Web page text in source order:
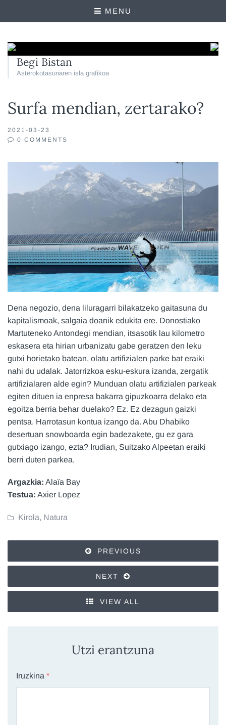
MENU
Begi Bistan
Asterokotasunaren isla grafikoa
Surfa mendian, zertarako?
2021-03-23
0 COMMENTS
Dena negozio, dena liluragarri bilakatzeko gaitasuna du
kapitalismoak, salgaia doanik edukita ere. Donostiako
Martuteneko Antondegi mendian, itsasotik lau kilometro
eskasera eta hirian urbanizatu gabe geratzen den leku
gutxi horietako batean, olatu artifizialen parke bat eraiki
nahi du udalak. Jatorrizkoa esku-eskura izanda, zergatik
artifizialaren alde egin? Munduan olatu artifizialen parkeak
egiten dituen ia enpresa bakarra gipuzkoarra delako eta
egoitza berria behar duelako? Ez. Ez dezagun gaizki
pentsa. Harrotasun kontua izango da. Abu Dhabiko
desertuan snowboarda egin badezakete, gu ez gara
gutxiago izango, ezta? Irudian, Suitzako Alpeetan eraiki
berri duten parkea.
Argazkia: Alaïa Bay
Testua: Axier Lopez
Kirola, Natura
PREVIOUS
NEXT
VIEW ALL
Utzi erantzuna
Iruzkina *